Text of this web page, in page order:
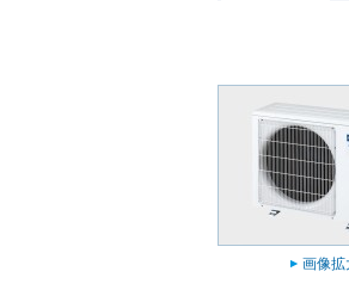
画像拡